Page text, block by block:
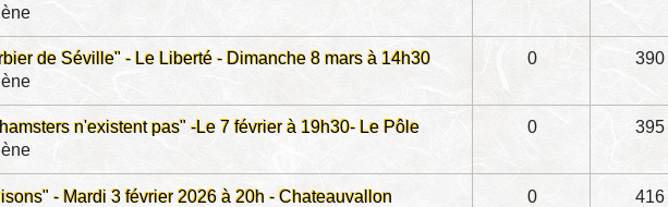
de Séville" - Le Liberté - Dimanche 8 mars à 14h30
0 390
n'existent pas" -Le 7 février à 19h30- Le Pôle
0 395
- Mardi 3 février 2026 à 20h - Chateauvallon
0 416